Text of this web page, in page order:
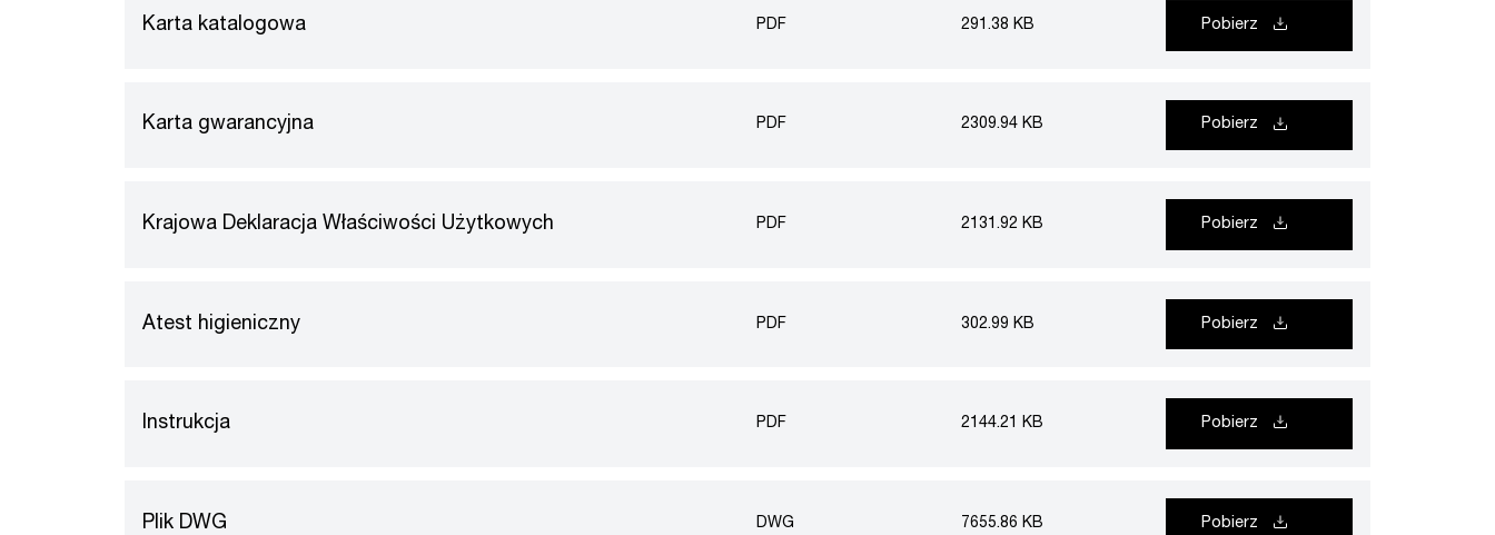
Karta katalogowa PDF 291.38 KB Pobierz
Karta gwarancyjna PDF 2309.94 KB Pobierz
Krajowa Deklaracja Właściwości Użytkowych PDF 2131.92 KB Pobierz
Atest higieniczny PDF 302.99 KB Pobierz
Instrukcja PDF 2144.21 KB Pobierz
Plik DWG DWG 7655.86 KB Pobierz